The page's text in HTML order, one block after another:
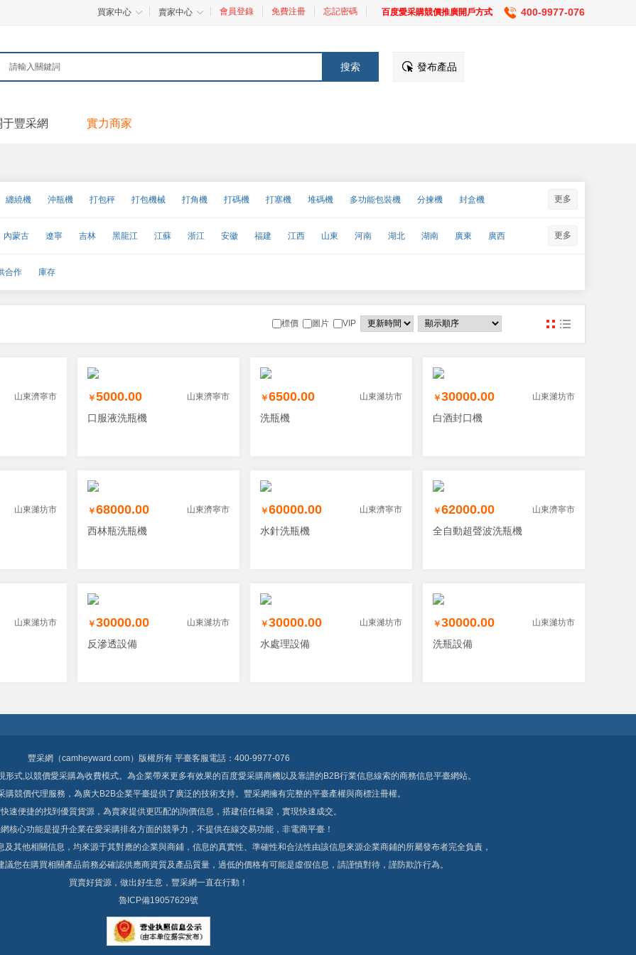
買家中心 賣家中心 會員登錄 免費注冊 忘記密碼 百度愛采購競價推廣開戶方式 400-9977-076
發布產品
于豐采網 實力商家
纏繞機 沖瓶機 打包秤 打包機械 打角機 打碼機 打塞機 堆碼機 多功能包裝機 分揀機 封盒機
紙包裝機械 裝袋機 其他包裝機械
更多
內蒙古 遼寧 吉林 黑龍江 江蘇 浙江 安徽 福建 江西 山東 河南 湖北 湖南 廣東 廣西 更多
合作 庫存
標價 圖片 VIP
山東濟寧市 ￥5000.00 山東濟寧市
口服液洗瓶機
￥6500.00 山東濰坊市
洗瓶機
￥30000.00 山東濰坊市
白酒封口機
山東濰坊市 ￥68000.00 山東濟寧市
西林瓶洗瓶機
￥60000.00 山東濟寧市
水針洗瓶機
￥62000.00 山東濟寧市
全自動超聲波洗瓶機
山東濰坊市 ￥30000.00 山東濰坊市
反滲透設備
￥30000.00 山東濰坊市
水處理設備
￥30000.00 山東濰坊市
洗瓶設備
豐采網（camheyward.com）版權所有 平臺客服電話：400-9977-076
式,以競價愛采購為收費模式。為企業帶來更多有效果的百度愛采購商機以及靠譜的B2B行業信息線索的商務信息平臺網站。
購競價代理服務，為廣大B2B企業平臺提供了廣泛的技術支持。豐采網擁有完整的平臺產權與商標注冊權。
速便捷的找到優質貨源，為賣家提供更匹配的詢價信息，搭建信任橋梁，實現快速成交。
核心功能是提升企業在愛采購排名方面的競爭力，不提供在線交易功能，非電商平臺！
其他相關信息，均來源于其對應的企業與商鋪，信息的真實性、準確性和合法性由該信息來源企業商鋪的所屬發布者完全負責，
議您在購買相關產品前務必確認供應商資質及產品質量，過低的價格有可能是虛假信息，請謹慎對待，謹防欺詐行為。
買賣好貨源，做出好生意，豐采網一直在行動！
魯ICP備19057629號